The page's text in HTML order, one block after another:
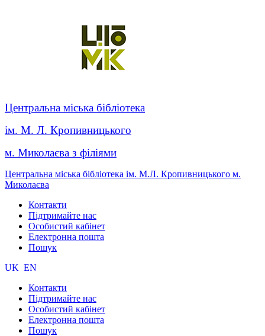
Центральна міська бібліотека
ім. М. Л. Кропивницького
м. Миколаєва з філіями
Центральна міська бібліотека ім. М.Л. Кропивницького м.
Миколаєва
Контакти
Підтримайте нас
Особистий кабінет
Електронна пошта
Пошук
UK EN
Контакти
Підтримайте нас
Особистий кабінет
Електронна пошта
Пошук